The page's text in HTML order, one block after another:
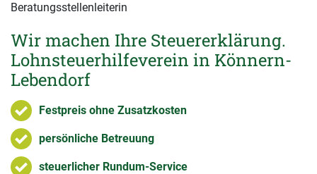
Wir machen Ihre Steuererklärung.
Lohnsteuerhilfeverein in Könnern-
Lebendorf
Festpreis ohne Zusatzkosten
persönliche Betreuung
steuerlicher Rundum-Service
Beratungsstellenleiterin